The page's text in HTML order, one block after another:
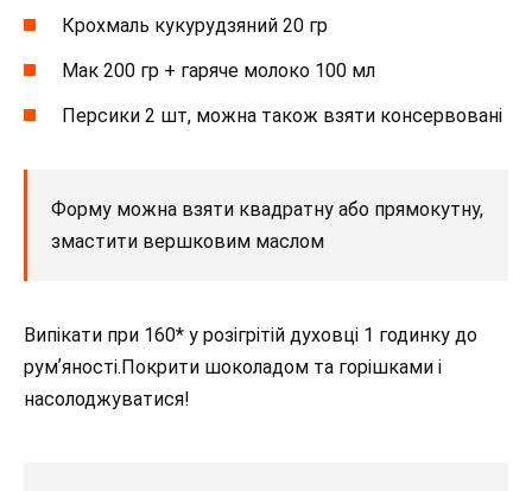
Крохмаль кукурудзяний 20 гр
Мак 200 гр + гаряче молоко 100 мл
Персики 2 шт, можна також взяти консервовані
Форму можна взяти квадратну або прямокутну,
змастити вершковим маслом
Випікати при 160* у розігрітій духовці 1 годинку до
румʼяності.Покрити шоколадом та горішками і
насолоджуватися!